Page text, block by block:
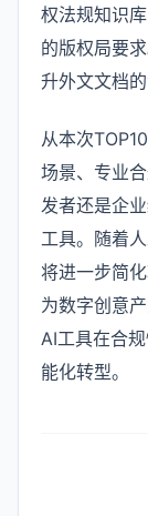
权法规知识
的版权局要
升外文文档的
从本次
场景、专业
发者还是企
工具。随着
将进一步简
为数字创意
AI工具在合
能化转型。